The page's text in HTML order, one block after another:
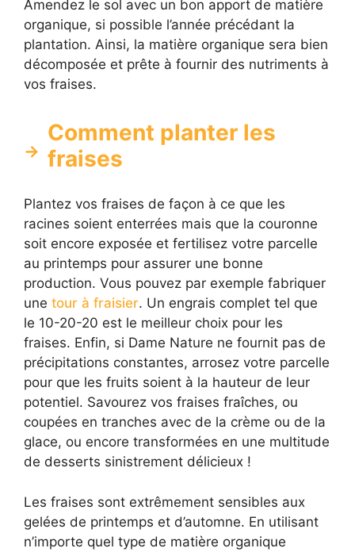
Amendez le sol avec un bon apport de matière
organique, si possible l’année précédant la
plantation. Ainsi, la matière organique sera bien
décomposée et prête à fournir des nutriments à
vos fraises.
Comment planter les
fraises
Plantez vos fraises de façon à ce que les
racines soient enterrées mais que la couronne
soit encore exposée et fertilisez votre parcelle
au printemps pour assurer une bonne
production. Vous pouvez par exemple fabriquer
une tour à fraisier. Un engrais complet tel que
le 10-20-20 est le meilleur choix pour les
fraises. Enfin, si Dame Nature ne fournit pas de
précipitations constantes, arrosez votre parcelle
pour que les fruits soient à la hauteur de leur
potentiel. Savourez vos fraises fraîches, ou
coupées en tranches avec de la crème ou de la
glace, ou encore transformées en une multitude
de desserts sinistrement délicieux !
Les fraises sont extrêmement sensibles aux
gelées de printemps et d’automne. En utilisant
n’importe quel type de matière organique